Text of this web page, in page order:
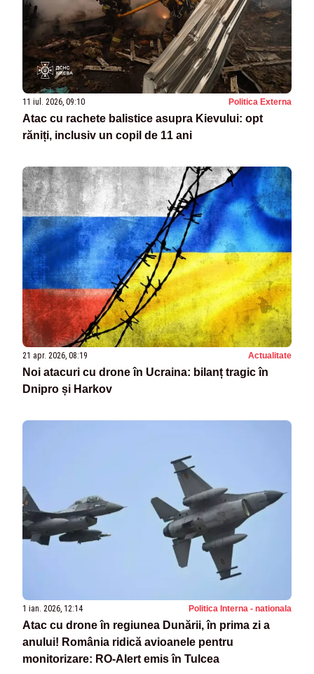
11 iul. 2026, 09:10 Politica Externa
Atac cu rachete balistice asupra Kievului: opt
răniți, inclusiv un copil de 11 ani
21 apr. 2026, 08:19 Actualitate
Noi atacuri cu drone în Ucraina: bilanț tragic în
Dnipro și Harkov
1 ian. 2026, 12:14 Politica Interna - nationala
Atac cu drone în regiunea Dunării, în prima zi a
anului! România ridică avioanele pentru
monitorizare: RO-Alert emis în Tulcea